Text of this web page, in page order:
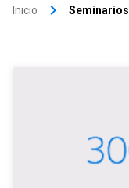
Inicio keyboard_arrow_right Seminarios